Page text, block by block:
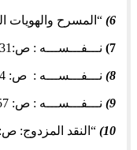
6) “المسرح والهويات
7) نـــفـــســـه : ص:30/31
8) نـــفـــســـه : ص: 144
9) نـــفـــســـه : ص: 57
10) “النقد المزدوج: ص: 16